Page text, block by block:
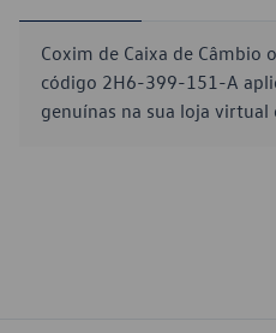
Coxim de Caixa de Câmbio
código 2H6-399-151-A
genuínas na sua loja virtual